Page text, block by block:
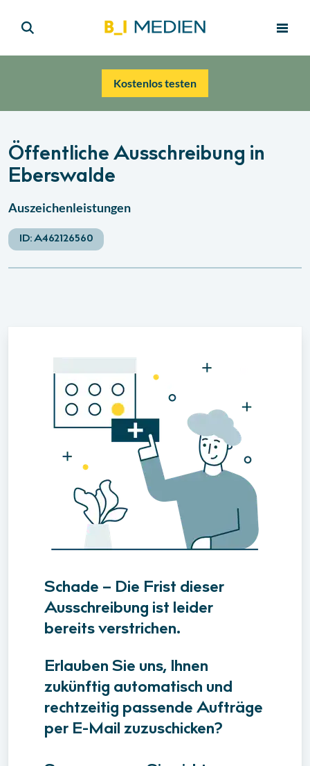
Kostenlos testen
Öffentliche Ausschreibung in
Eberswalde
Auszeichenleistungen
ID:A462126560
Schade – Die Frist dieser
Ausschreibung ist leider
bereits verstrichen.
Erlauben Sie uns, Ihnen
zukünftig automatisch und
rechtzeitig passende Aufträge
per E-Mail zuzuschicken?